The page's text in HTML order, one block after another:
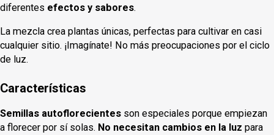
diferentes efectos y sabores.
La mezcla crea plantas únicas, perfectas para cultivar en casi
cualquier sitio. ¡Imagínate! No más preocupaciones por el ciclo
de luz.
Características
Semillas autoflorecientes son especiales porque empiezan
a florecer por sí solas. No necesitan cambios en la luz para